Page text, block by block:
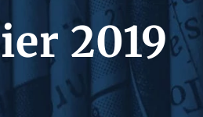
2019